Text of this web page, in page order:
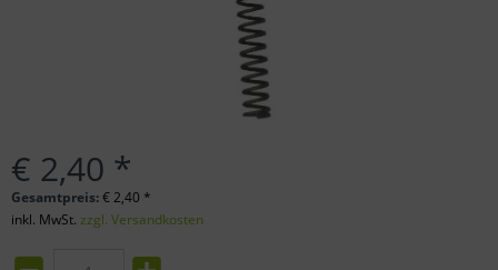
€ 2,40 *
Gesamtpreis:€2,40 *
inkl. MwSt. zzgl. Versandkosten